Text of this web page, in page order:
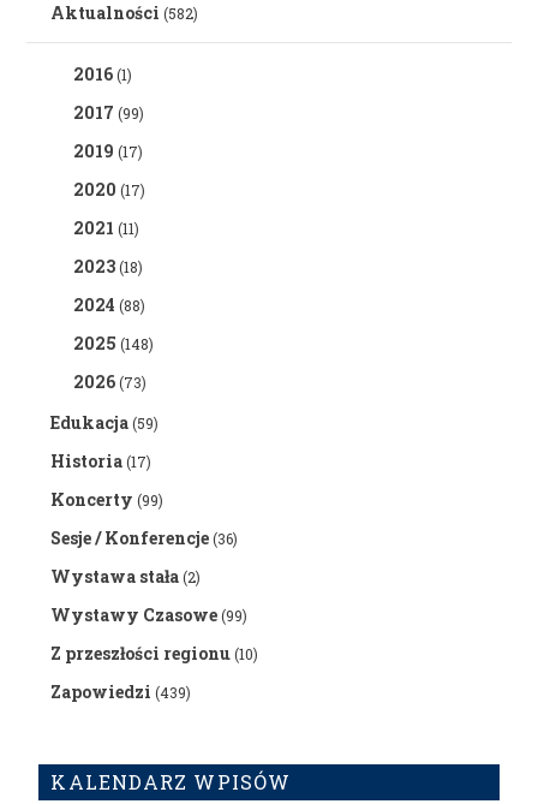
Aktualności (582)
2016(1)
2017 (99)
2019 (17)
2020 (17)
2021 (11)
2023(18)
2024 (88)
2025 (148)
2026(73)
Edukacja(59)
Historia(17)
Koncerty (99)
Sesje / Konferencje(36)
Wystawa stała(2)
Wystawy Czasowe(99)
Z przeszłości regionu(10)
Zapowiedzi (439)
KALENDARZ WPISÓW